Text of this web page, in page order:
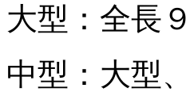
大型：全長
中型：大型